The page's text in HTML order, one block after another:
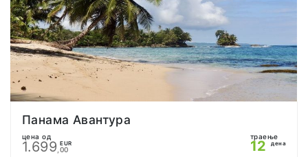
Панама Авантура
цена од
1.699 EUR
,00
траење
12 дена